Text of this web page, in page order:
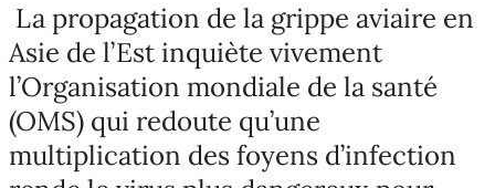
La propagation de la grippe aviaire en
Asie de l’Est inquiète vivement
l’Organisation mondiale de la santé
(OMS) qui redoute qu’une
multiplication des foyens d’infection